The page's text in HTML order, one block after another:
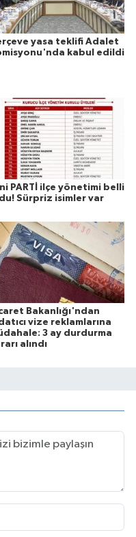
yasa teklifi Adalet
kabul edildi
PARTİ ilçe yönetimi belli
Sürpriz isimler var
Bakanlığı'ndan
vize reklamlarına
3 ay durdurma
alındı